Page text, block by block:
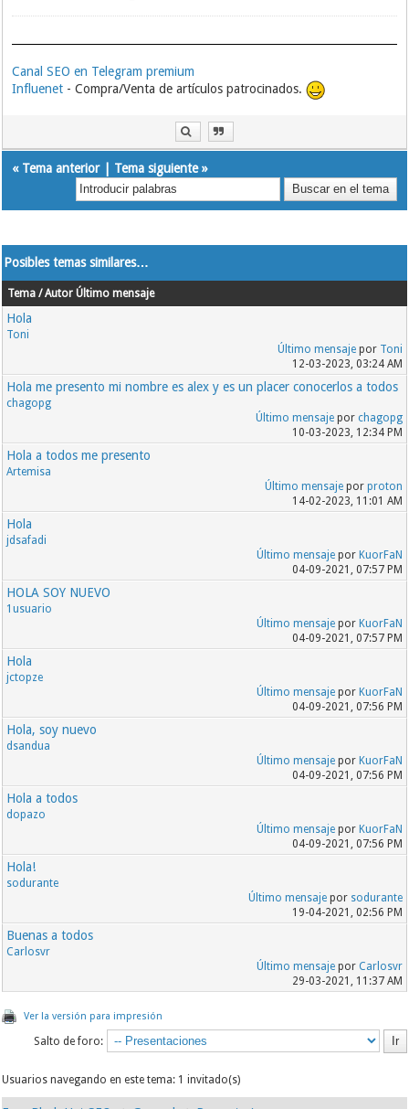
Canal SEO en Telegram premium
Influenet - Compra/Venta de artículos patrocinados.
« Tema anterior| Tema siguiente»
Posibles temas similares…
Tema / Autor Último mensaje
Hola
Toni
Último mensajepor Toni
12-03-2023, 03:24 AM
Hola me presento mi nombre es alex y es un placer conocerlos a todos
chagopg
Último mensajepor chagopg
10-03-2023, 12:34 PM
Hola a todos me presento
Artemisa
Último mensajepor proton
14-02-2023, 11:01 AM
Hola
jdsafadi
Último mensajepor KuorFaN
04-09-2021, 07:57 PM
HOLA SOY NUEVO
1usuario
Último mensajepor KuorFaN
04-09-2021, 07:57 PM
Hola
jctopze
Último mensajepor KuorFaN
04-09-2021, 07:56 PM
Hola, soy nuevo
dsandua
Último mensajepor KuorFaN
04-09-2021, 07:56 PM
Hola a todos
dopazo
Último mensajepor KuorFaN
04-09-2021, 07:56 PM
Hola!
sodurante
Último mensajepor sodurante
19-04-2021, 02:56 PM
Buenas a todos
Carlosvr
Último mensajepor Carlosvr
29-03-2021, 11:37 AM
Ver la versión para impresión
Salto de foro:
Usuarios navegando en este tema: 1 invitado(s)